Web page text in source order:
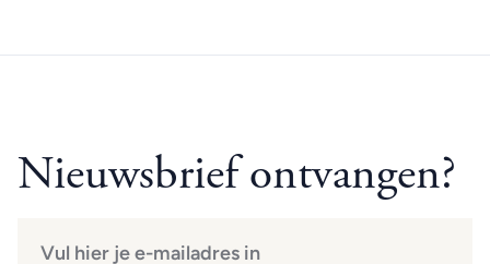
Nieuwsbrief ontvangen?